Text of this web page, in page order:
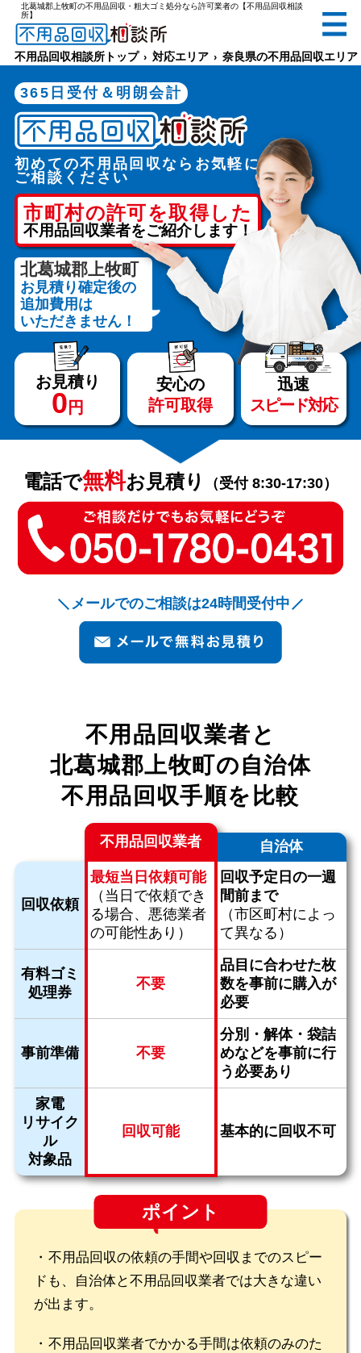
北葛城郡上牧町の不用品回収・粗大ゴミ処分なら許可業者の【不用品回収相談
所】
電話で無料お見積り（受付 8:30-17:30）
メールでのご相談は24時間受付中
不用品回収相談所TOP
当社について
サービス
料金
対応エリア
お客様の声
よくある質問
不用品回収相談所トップ 対応エリア 奈良県の不用品回収エリア
365日受付＆明朗会計
初めての不用品回収ならお気軽に
ご相談ください
市町村の許可を取得した
不用品回収業者をご紹介します！
北葛城郡上牧町
お見積り確定後の
追加費用は
いただきません！
お見積り
0 円
安心の
許可取得
迅速
スピード対応
電話で無料お見積り （受付 8:30-17:30）
メールでのご相談は24時間受付中
不用品回収業者と
北葛城郡上牧町の自治体
不用品回収手順を比較
不用品回収業者 自治体
回収依頼
最短当日依頼可能
（当日で依頼でき
る場合、 悪徳業者
の可能性あり）
回収予定日の一週
間前まで
（市区町村によっ
て異なる）
有料ゴミ
処理券
不要
品目に合わせた枚
数を事前に購入が
必要
事前準備 不要
分別・解体・袋詰
めなどを事前に行
う必要あり
家電
リサイク
ル
対象品
回収可能 基本的に回収不可
ポイント
不用品回収の依頼の手間や回収までのスピー
ドも、自治体と不用品回収業者では大きな違い
が出ます。
不用品回収業者でかかる手間は依頼のみのた